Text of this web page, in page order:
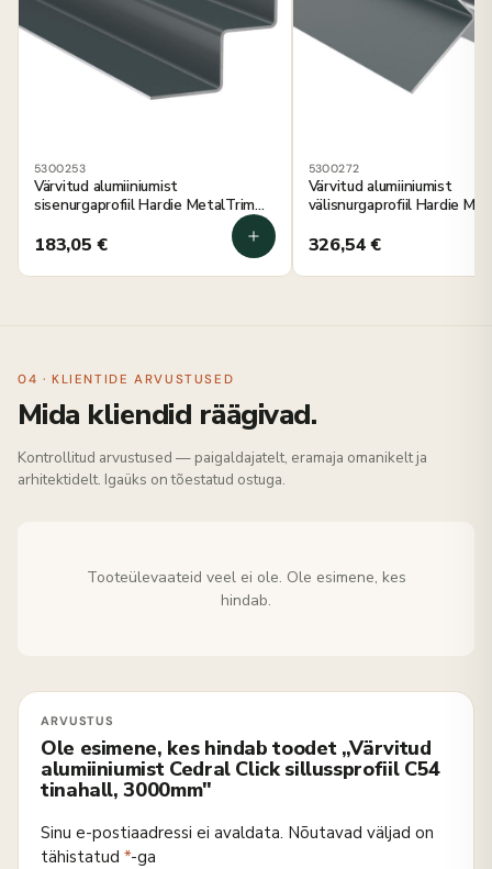
5300253
Värvitud alumiiniumist
sisenurgaprofiil Hardie MetalTrim
183,05 €
5300272
Värvitud alumiiniumist
välisnurgaprofiil Hardie
326,54€
04 · KLIENTIDE ARVUSTUSED
Mida kliendid räägivad.
Kontrollitud arvustused — paigaldajatelt, eramaja omanikelt ja
arhitektidelt. Igaüks on tõestatud ostuga.
Tooteülevaateid veel ei ole. Ole esimene, kes
hindab.
Ole esimene, kes hindab toodet „Värvitud
alumiiniumist Cedral Click sillussprofiil C54
tinahall, 3000mm"
Sinu e-postiaadressi ei avaldata. Nõutavad väljad on
tähistatud *-ga